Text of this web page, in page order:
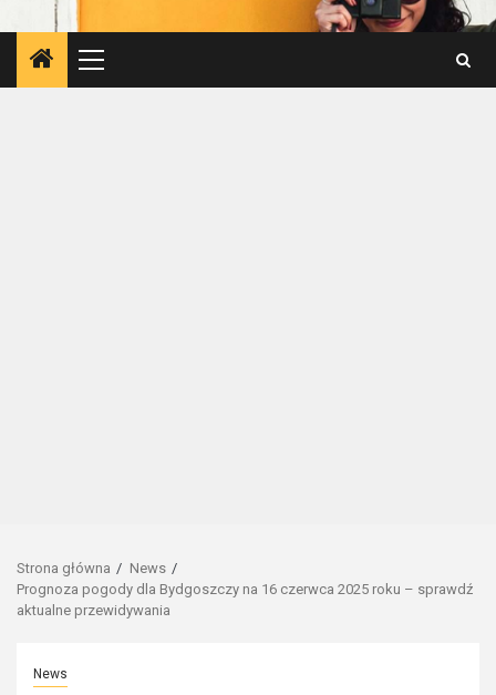
Menu
główne
Strona główna
News
Prognoza pogody dla Bydgoszczy na 16 czerwca 2025 roku – sprawdź
aktualne przewidywania
News